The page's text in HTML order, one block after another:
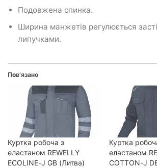
Подовжена спинка.
Ширина манжетів регулюється
липучками.
Пов’язано
Куртка робоча з
еластаном REWELLY
ECOLINE-J GB (Литва)
Куртка
еластаном
COTTON-J